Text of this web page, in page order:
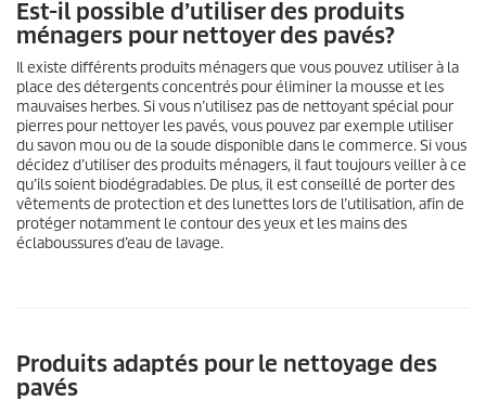
Est-il possible d’utiliser des produits
ménagers pour nettoyer des pavés?
Il existe différents produits ménagers que vous pouvez utiliser à la
place des détergents concentrés pour éliminer la mousse et les
mauvaises herbes. Si vous n’utilisez pas de nettoyant spécial pour
pierres pour nettoyer les pavés, vous pouvez par exemple utiliser
du savon mou ou de la soude disponible dans le commerce. Si vous
décidez d’utiliser des produits ménagers, il faut toujours veiller à ce
qu’ils soient biodégradables. De plus, il est conseillé de porter des
vêtements de protection et des lunettes lors de l’utilisation, afin de
protéger notamment le contour des yeux et les mains des
éclaboussures d’eau de lavage.
Produits adaptés pour le nettoyage des
pavés